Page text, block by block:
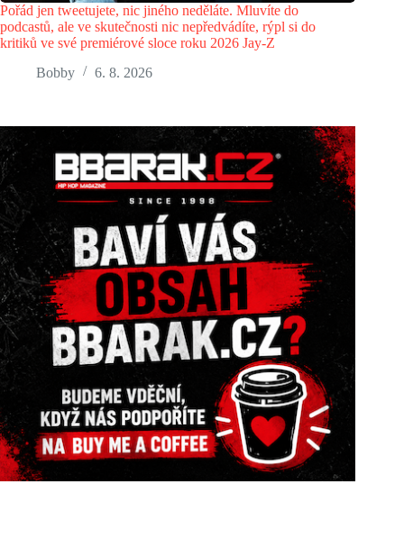
Pořád jen tweetujete, nic jiného neděláte. Mluvíte do
podcastů, ale ve skutečnosti nic nepředvádíte, rýpl si do
kritiků ve své premiérové sloce roku 2026 Jay-Z
Bobby
6. 8. 2026